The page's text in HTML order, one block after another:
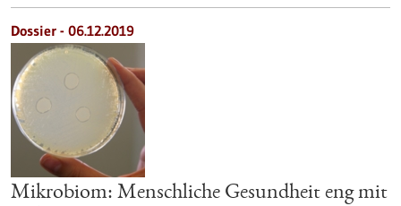
Dossier - 06.12.2019
Mikrobiom: Menschliche Gesundheit eng mit